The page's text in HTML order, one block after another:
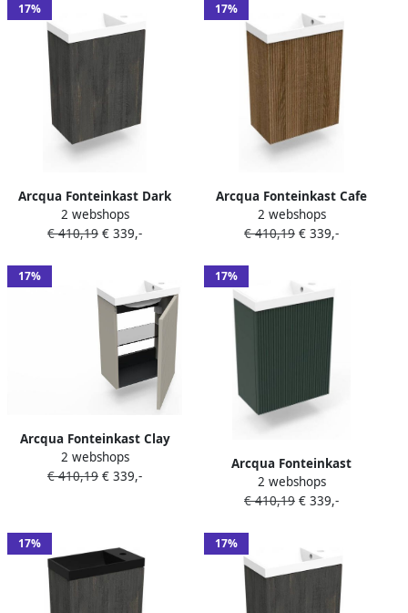
17%
Arcqua Fonteinkast Dark
Oak Luna 40x55x28 cm Incl.
Fontein Mat Wit Zonder
2 webshops
€ 410,19 € 339,-
17%
Arcqua Fonteinkast Cafe
Oak Ridge 40x55x28 cm
Incl. Fontein Glans Wit Met
2 webshops
€ 410,19 € 339,-
17%
Arcqua Fonteinkast Clay
Ridge 40x55x28 cm Incl.
Fontein Glans Wit Met
2 webshops
€ 410,19 € 339,-
17%
Arcqua Fonteinkast
Highland Green Ridge
40x55x28 cm Incl. Fontein
2 webshops
€ 410,19 € 339,-
17% 17%